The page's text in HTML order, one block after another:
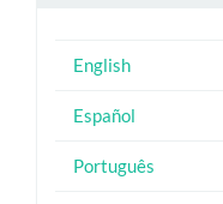
English
Español
Português